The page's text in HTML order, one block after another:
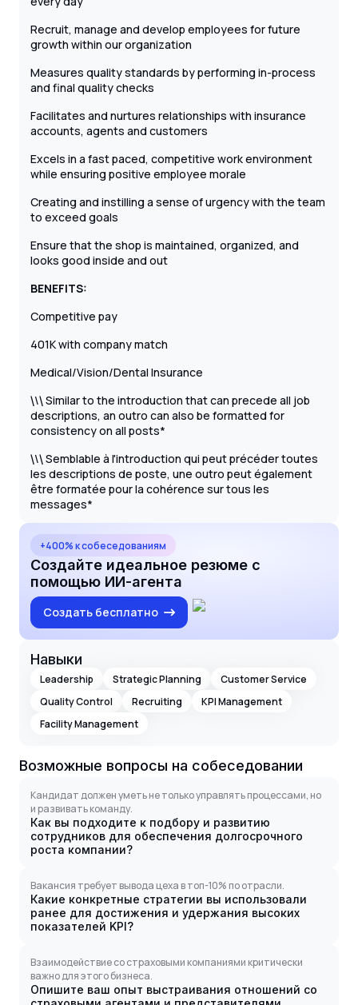
Recruit, manage and develop employees for future
growth within our organization
Measures quality standards by performing in-process
and final quality checks
Facilitates and nurtures relationships with insurance
accounts, agents and customers
Excels in a fast paced, competitive work environment
while ensuring positive employee morale
Creating and instilling a sense of urgency with the team
to exceed goals
Ensure that the shop is maintained, organized, and
looks good inside and out
BENEFITS:
Competitive pay
401K with company match
Medical/Vision/Dental Insurance
\\\ Similar to the introduction that can precede all job
descriptions, an outro can also be formatted for
consistency on all posts*
\\\ Semblable à l'introduction qui peut précéder toutes
les descriptions de poste, une outro peut également
être formatée pour la cohérence sur tous les
messages*
+400% к собеседованиям
Создайте идеальное резюме с
помощью ИИ-агента
Создать бесплатно
Навыки
Leadership Strategic Planning
Customer Service
Quality Control
Recruiting
KPI Management
Facility Management
Возможные вопросы на собеседовании
Кандидат должен уметь не только управлять процессами, но
и развивать команду.
Как вы подходите к подбору и развитию
сотрудников для обеспечения долгосрочного
роста компании?
Вакансия требует вывода цеха в топ-10% по отрасли.
Какие конкретные стратегии вы использовали
ранее для достижения и удержания высоких
показателей KPI?
Взаимодействие со страховыми компаниями критически
важно для этого бизнеса.
Опишите ваш опыт выстраивания отношений со